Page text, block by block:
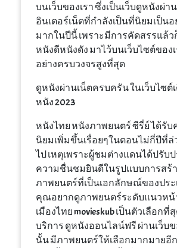
บนเว็บของเรา ซึ่งเป็นเว็บดูหนังผ่าน
อินเตอร์เน็ตที่กำลังเป็นที่นิยมเป็นอ
มากในปีนี้ เพราะมีการคัดสรรแล้ว
หนังดีหนังดัง มาไว้บนเว็บไซต์ของ
อย่างครบวงจรสูงที่สุด
ดูหนังผ่านเน็ตครบครัน ในเว็บไซต์
หนัง 2023
หนังไทย หนังภาพยนตร์ ซีรี่ย์ ได้รับ
นิยมเพิ่มขึ้นเรื่อยๆในตอนไม่กี่ปีที่ล่
ไป เหตุเพราะผู้ชมต่างแดนได้ปรับป
ความชื่นชมยินดีในรูปแบบการสร้
ภาพยนตร์ที่เป็นเอกลักษณ์ของประ
คุณอยากดูภาพยนตร์ระดับแนวหน้
เมืองไทย movieskub เป็นตัวเลือกที่
บริการ ดูหนังออนไลน์ฟรี ผ่านเว็บข
นั้น มีภาพยนตร์ให้เลือกมากมายอีก